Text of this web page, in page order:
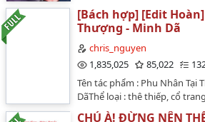
ngây thơ thụ, chủ thụ.Tác
Chan.Cre bìa: Bủm.Văn
phải hệ thống, Mạc Thiên
cậu đã đỏ rồi ư? Đây là lúc
khốc. Vừa làm nhiệm vụ còn
chính tùy thời đánh lén
một, ôm đùi nam chính.Ế,
[Bách hợp] [Edit
Thượng - Minh Dã
chris_nguyen
1,835,025
85,022
Tên tác phẩm : Phu Nhân Tại
DãThể loại : thê thiếp, cổ
trạng RAW : 130Editor : Lạc
CHÚ À! ĐỪNG NÊN